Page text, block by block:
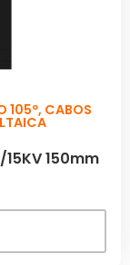
105º, CABOS
150mm